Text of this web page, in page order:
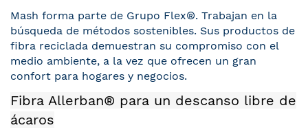
Mash forma parte de Grupo Flex®. Trabajan en la
búsqueda de métodos sostenibles. Sus productos de
fibra reciclada demuestran su compromiso con el
medio ambiente, a la vez que ofrecen un gran
confort para hogares y negocios.
Fibra Allerban® para un descanso libre de
ácaros